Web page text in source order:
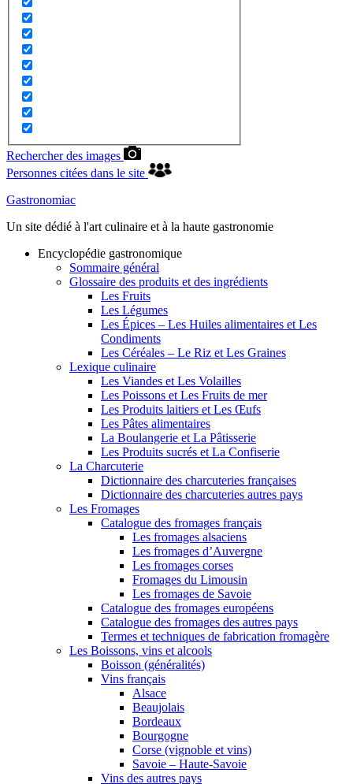
Rechercher des images
Personnes citées dans le site
Gastronomiac
Un site dédié à l'art culinaire et à la haute gastronomie
Encyclopédie gastronomique
Sommaire général
Glossaire des produits et des ingrédients
Les Fruits
Les Légumes
Les Épices – Les Huiles alimentaires et Les
Condiments
Les Céréales – Le Riz et Les Graines
Lexique culinaire
Les Viandes et Les Volailles
Les Poissons et Les Fruits de mer
Les Produits laitiers et Les Œufs
Les Pâtes alimentaires
La Boulangerie et La Pâtisserie
Les Produits sucrés et La Confiserie
La Charcuterie
Dictionnaire des charcuteries françaises
Dictionnaire des charcuteries autres pays
Les Fromages
Catalogue des fromages français
Les fromages alsaciens
Les fromages d’Auvergne
Les fromages corses
Fromages du Limousin
Les fromages de Savoie
Catalogue des fromages européens
Catalogue des fromages des autres pays
Termes et techniques de fabrication fromagère
Les Boissons, vins et alcools
Boisson (généralités)
Vins français
Alsace
Beaujolais
Bordeaux
Bourgogne
Corse (vignoble et vins)
Savoie – Haute-Savoie
Vins des autres pays